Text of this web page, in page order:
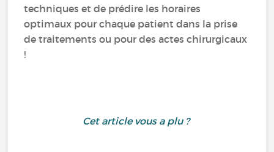
techniques et de prédire les horaires
optimaux pour chaque patient dans la prise
de traitements ou pour des actes chirurgicaux
!
Cet article vous a plu ?